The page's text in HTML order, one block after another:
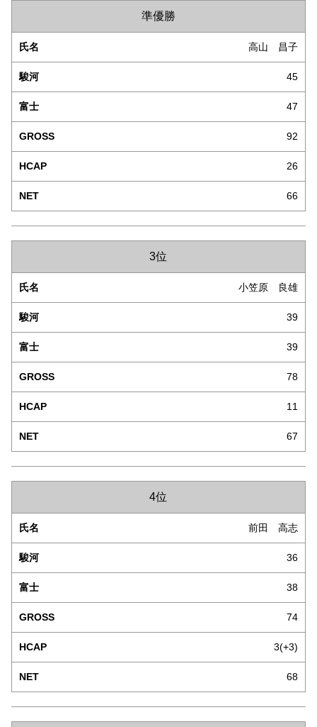
準優勝
高山 昌子
45
47
92
26
66
3位
小笠原 良雄
39
39
78
11
67
4位
前田 高志
36
38
74
3(+3)
68